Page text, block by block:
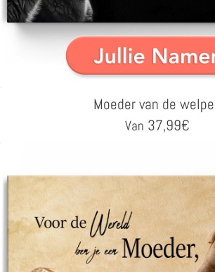
Moeder van de
Van 37,99€